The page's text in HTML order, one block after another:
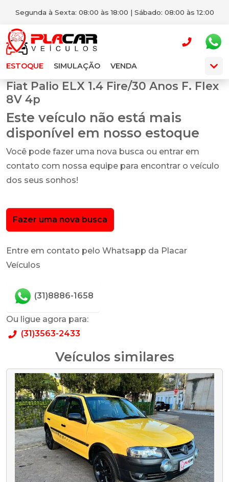
Segunda à Sexta: 08:00 às 18:00 | Sábado: 08:00 às 12:00
ESTOQUE SIMULAÇÃO VENDA
Fiat Palio ELX 1.4 Fire/30 Anos F. Flex
8V 4p
Este veículo não está mais
disponível em nosso estoque
Você pode fazer uma nova busca ou entrar em
contato com nossa equipe para encontrar o veículo
dos seus sonhos!
Fazer uma nova busca
Entre em contato pelo Whatsapp da Placar
Veículos
(31)8886-1658
Ou ligue agora para:
(31)3563-2433
Veículos similares